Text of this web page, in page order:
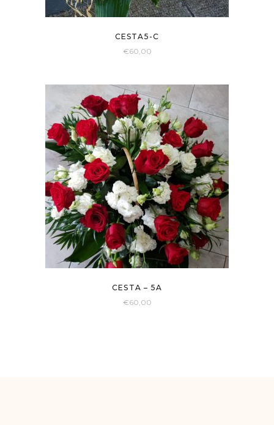
CESTA5-C
€60,00
CESTA – 5A
€60,00